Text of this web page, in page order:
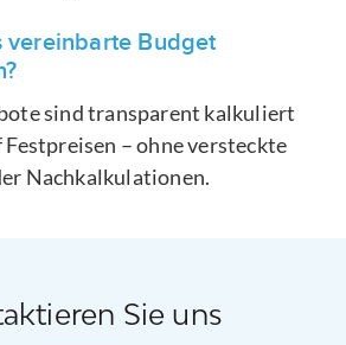
vereinbarte Budget
sind transparent kalkuliert
Festpreisen – ohne versteckte
Nachkalkulationen.
Sie uns